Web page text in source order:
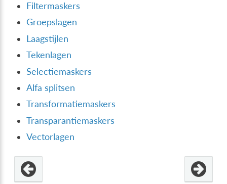
Filtermaskers
Groepslagen
Laagstijlen
Tekenlagen
Selectiemaskers
Alfa splitsen
Transformatiemaskers
Transparantiemaskers
Vectorlagen